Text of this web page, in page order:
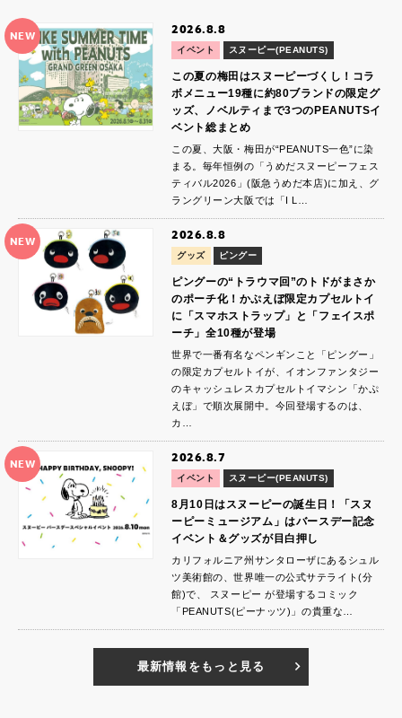
NEW 2026.8.8
イベント スヌーピー(PEANUTS)
この夏の梅田はスヌーピーづくし！コラ
ボメニュー19種に約80ブランドの限定グ
ッズ、ノベルティまで3つのPEANUTSイ
ベント総まとめ
この夏、大阪・梅田が“PEANUTS一色”に染
まる。毎年恒例の「うめだスヌーピーフェス
ティバル2026」(阪急うめだ本店)に加え、グ
ラングリーン大阪では「I L…
NEW 2026.8.8
グッズ ピングー
ピングーの“トラウマ回”のトドがまさか
のポーチ化！かぷえぼ限定カプセルトイ
に「スマホストラップ」と「フェイスポ
ーチ」全10種が登場
世界で一番有名なペンギンこと「ピングー」
の限定カプセルトイが、イオンファンタジー
のキャッシュレスカプセルトイマシン「かぷ
えぼ」で順次展開中。今回登場するのは、
カ…
NEW 2026.8.7
イベント スヌーピー(PEANUTS)
8月10日はスヌーピーの誕生日！「スヌ
ーピーミュージアム」はバースデー記念
イベント＆グッズが目白押し
カリフォルニア州サンタローザにあるシュル
ツ美術館の、世界唯一の公式サテライト(分
館)で、 スヌーピー が登場するコミック
「PEANUTS(ピーナッツ)」の貴重な…
最新情報をもっと見る